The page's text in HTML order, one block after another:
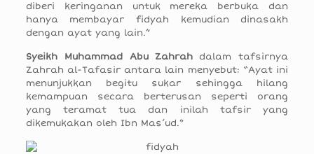
diberi keringanan untuk mereka berbuka dan
hanya membayar fidyah kemudian dinasakh
dengan ayat yang lain.”
Syeikh Muhammad Abu Zahrah dalam tafsirnya
Zahrah al-Tafasir antara lain menyebut: “Ayat ini
menunjukkan begitu sukar sehingga hilang
kemampuan secara berterusan seperti orang
yang teramat tua dan inilah tafsir yang
dikemukakan oleh Ibn Mas’ud.”